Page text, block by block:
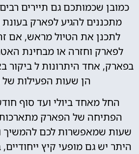
כמובן שכמותכם גם תיירים
מתכננים להגיע לפארק
לתכנן את הטיול מראש, אם
לפארק וחזרה או מבחינת
בפארק, אחד היתרונות ל ביקור
הן שעות הפעילות
החל מאחד ביולי ועד סוף
הפתיחה של הפארק מתארכות
שעות שמאפשרות לכם להמשיך
היתר יש גם מופעי קיץ